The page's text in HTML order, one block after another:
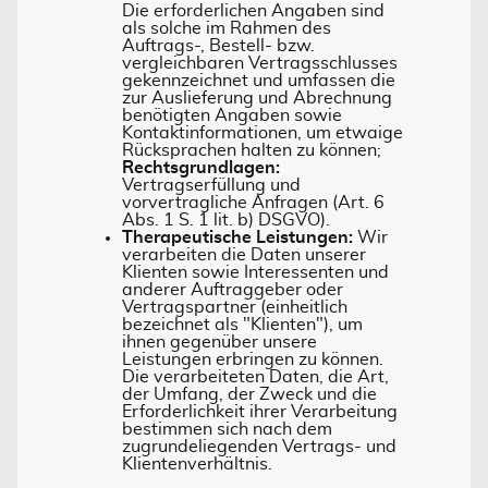
Die erforderlichen Angaben sind
als solche im Rahmen des
Auftrags-, Bestell- bzw.
vergleichbaren Vertragsschlusses
gekennzeichnet und umfassen die
zur Auslieferung und Abrechnung
benötigten Angaben sowie
Kontaktinformationen, um etwaige
Rücksprachen halten zu können;
Rechtsgrundlagen:
Vertragserfüllung und
vorvertragliche Anfragen (Art. 6
Abs. 1 S. 1 lit. b) DSGVO).
Therapeutische Leistungen: Wir
verarbeiten die Daten unserer
Klienten sowie Interessenten und
anderer Auftraggeber oder
Vertragspartner (einheitlich
bezeichnet als "Klienten"), um
ihnen gegenüber unsere
Leistungen erbringen zu können.
Die verarbeiteten Daten, die Art,
der Umfang, der Zweck und die
Erforderlichkeit ihrer Verarbeitung
bestimmen sich nach dem
zugrundeliegenden Vertrags- und
Klientenverhältnis.